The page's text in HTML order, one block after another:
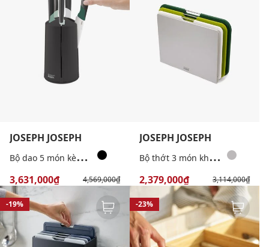
JOSEPH JOSEPH
B
ộ dao 5 món kèm đế xoay Elevate™ Editions Sage
3,631,000₫ 4,569,000₫
JOSEPH JOSEPH
B
ộ thớt 3 món kháng khuẩn cao cấp
2,379,000₫ 3,114,000₫
-19% -23%